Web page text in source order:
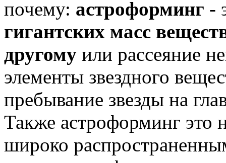
почему: астроформинг -
гигантских масс
другому или рассеяние
элементы звездного
пребывание звезды на
Также астроформинг это
широко